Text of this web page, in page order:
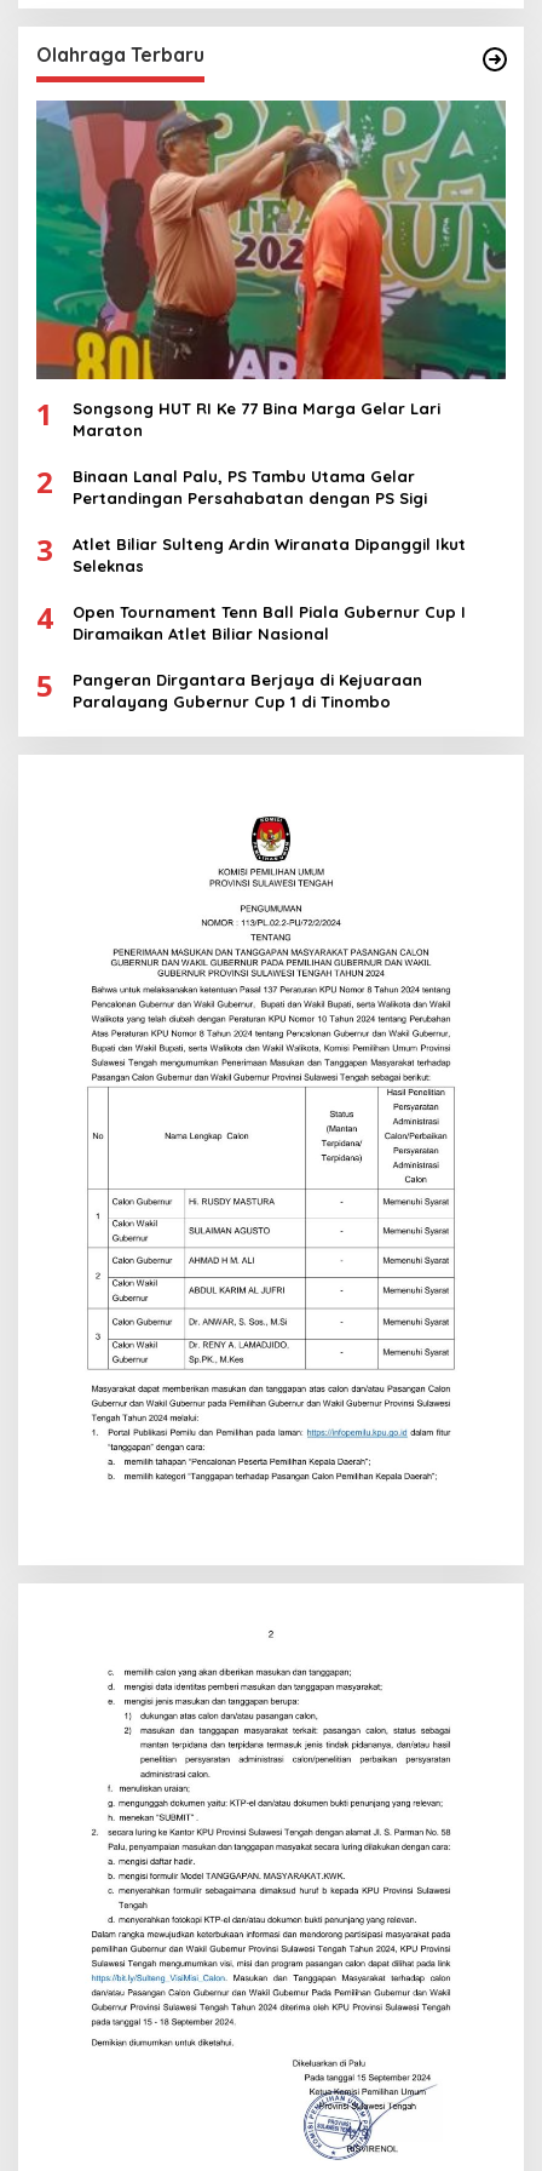
Olahraga Terbaru
1
Songsong HUT RI Ke 77 Bina Marga Gelar Lari
Maraton
2
Binaan Lanal Palu, PS Tambu Utama Gelar
Pertandingan Persahabatan dengan PS Sigi
3
Atlet Biliar Sulteng Ardin Wiranata Dipanggil Ikut
Seleknas
4
Open Tournament Tenn Ball Piala Gubernur Cup I
Diramaikan Atlet Biliar Nasional
5
Pangeran Dirgantara Berjaya di Kejuaraan
Paralayang Gubernur Cup 1 di Tinombo